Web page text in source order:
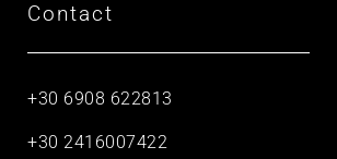
Contact
+30 6908 622813
+30 2416007422